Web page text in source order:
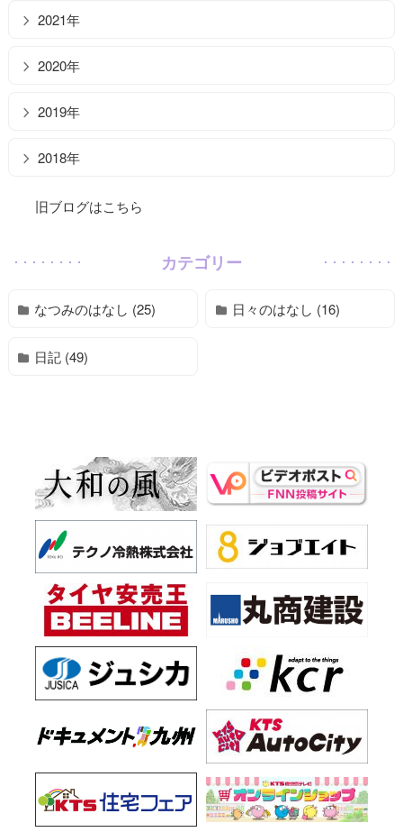
2021年
2020年
2019年
2018年
旧ブログはこちら
カテゴリー
なつみのはなし (25) 日々のはなし (16)
日記 (49)